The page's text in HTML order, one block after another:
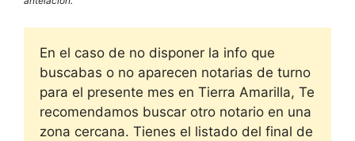
En el caso de no disponer la info que
buscabas o no aparecen notarias de turno
para el presente mes en Tierra Amarilla, Te
recomendamos buscar otro notario en una
zona cercana. Tienes el listado del final de